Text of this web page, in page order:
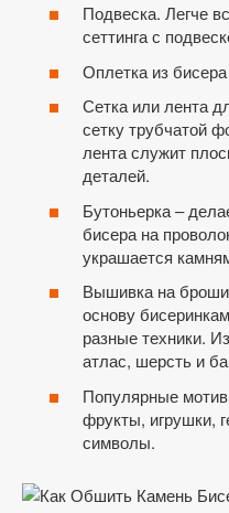
Подвеска. Легче
сеттинга с
Оплетка из
Сетка или лента
сетку трубчатой
лента служит
деталей.
Бутоньерка –
бисера на
украшается
Вышивка на
основу
разные техники.
атлас, шерсть и
Популярные
фрукты, игрушки,
символы.